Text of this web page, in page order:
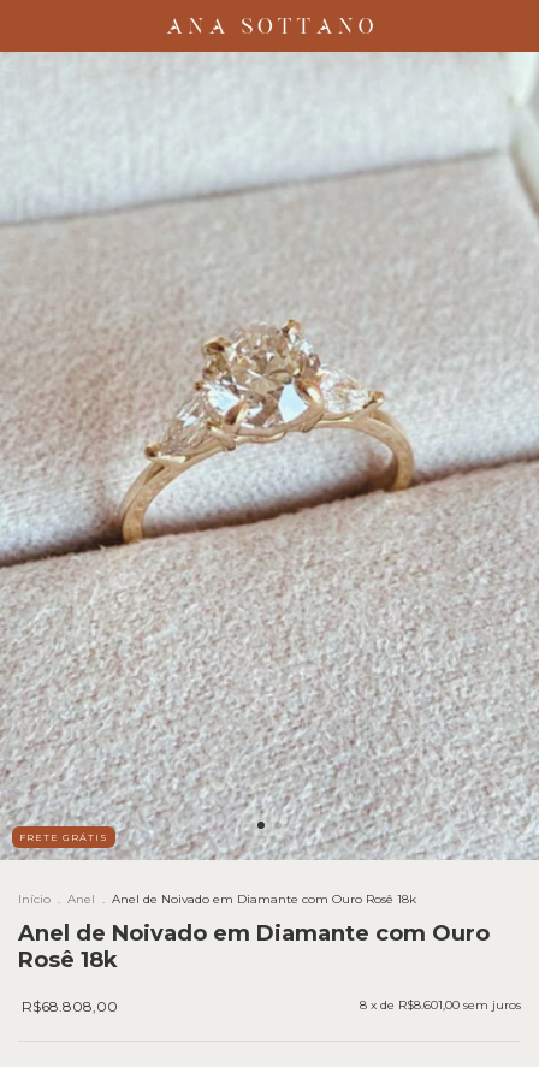
FRETE GRÁTIS
Início . Anel . Anel de Noivado em Diamante com Ouro Rosê 18k
Anel de Noivado em Diamante com Ouro
Rosê 18k
R$68.808,00 8 x de R$8.601,00 sem juros